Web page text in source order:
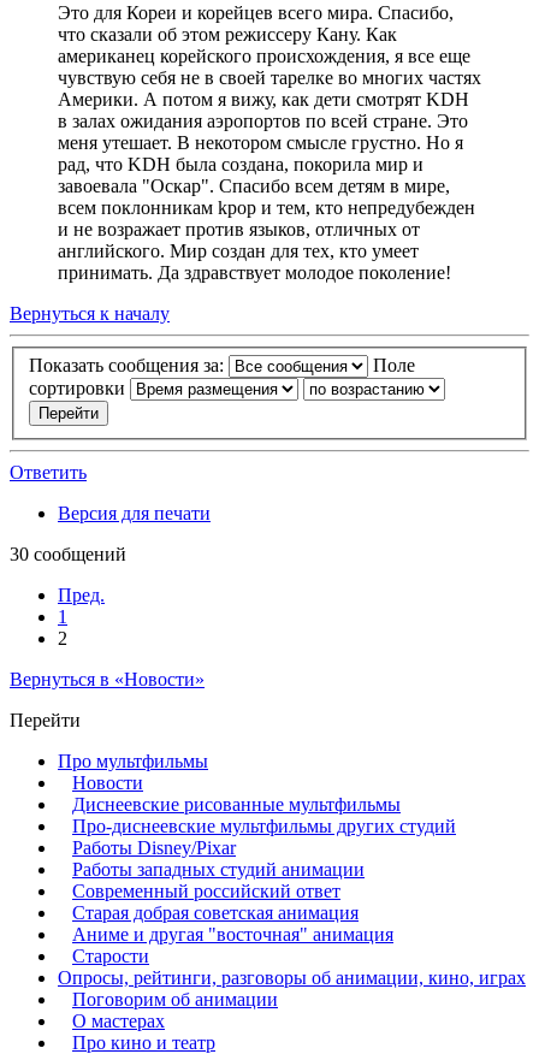
Это для Кореи и корейцев всего мира. Спасибо,
что сказали об этом режиссеру Кану. Как
американец корейского происхождения, я все еще
чувствую себя не в своей тарелке во многих частях
Америки. А потом я вижу, как дети смотрят KDH
в залах ожидания аэропортов по всей стране. Это
меня утешает. В некотором смысле грустно. Но я
рад, что KDH была создана, покорила мир и
завоевала "Оскар". Спасибо всем детям в мире,
всем поклонникам kpop и тем, кто непредубежден
и не возражает против языков, отличных от
английского. Мир создан для тех, кто умеет
принимать. Да здравствует молодое поколение!
Вернуться к началу
Показать сообщения за:
Поле
сортировки
Ответить
Версия для печати
30 сообщений
Пред.
1
2
Вернуться в «Новости»
Перейти
Про мультфильмы
Новости
Диснеевские рисованные мультфильмы
Про-диснеевские мультфильмы других студий
Работы Disney/Pixar
Работы западных студий анимации
Современный российский ответ
Старая добрая советская анимация
Аниме и другая "восточная" анимация
Старости
Опросы, рейтинги, разговоры об анимации, кино, играх
Поговорим об анимации
О мастерах
Про кино и театр